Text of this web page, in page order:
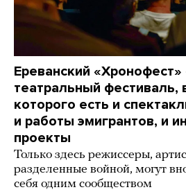
Ереванский
театральный фестиваль,
которого есть и
и работы эмигрантов, и
проекты
Только здесь режиссеры,
разделенные войной, могут
себя одним сообществом